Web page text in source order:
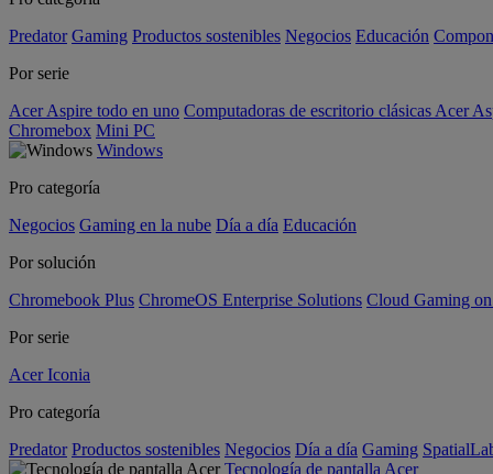
Predator Gaming Productos sostenibles Negocios Educación
Por serie
Acer Aspire todo en uno Computadoras de escritorio clásicas Acer
Chromebox Mini PC
Windows
Pro categoría
Negocios Gaming en la nube Día a día Educación
Por solución
Chromebook Plus ChromeOS Enterprise Solutions Cloud Gaming
Por serie
Acer Iconia
Pro categoría
Predator Productos sostenibles Negocios Día a día Gaming
Tecnología de pantalla Acer